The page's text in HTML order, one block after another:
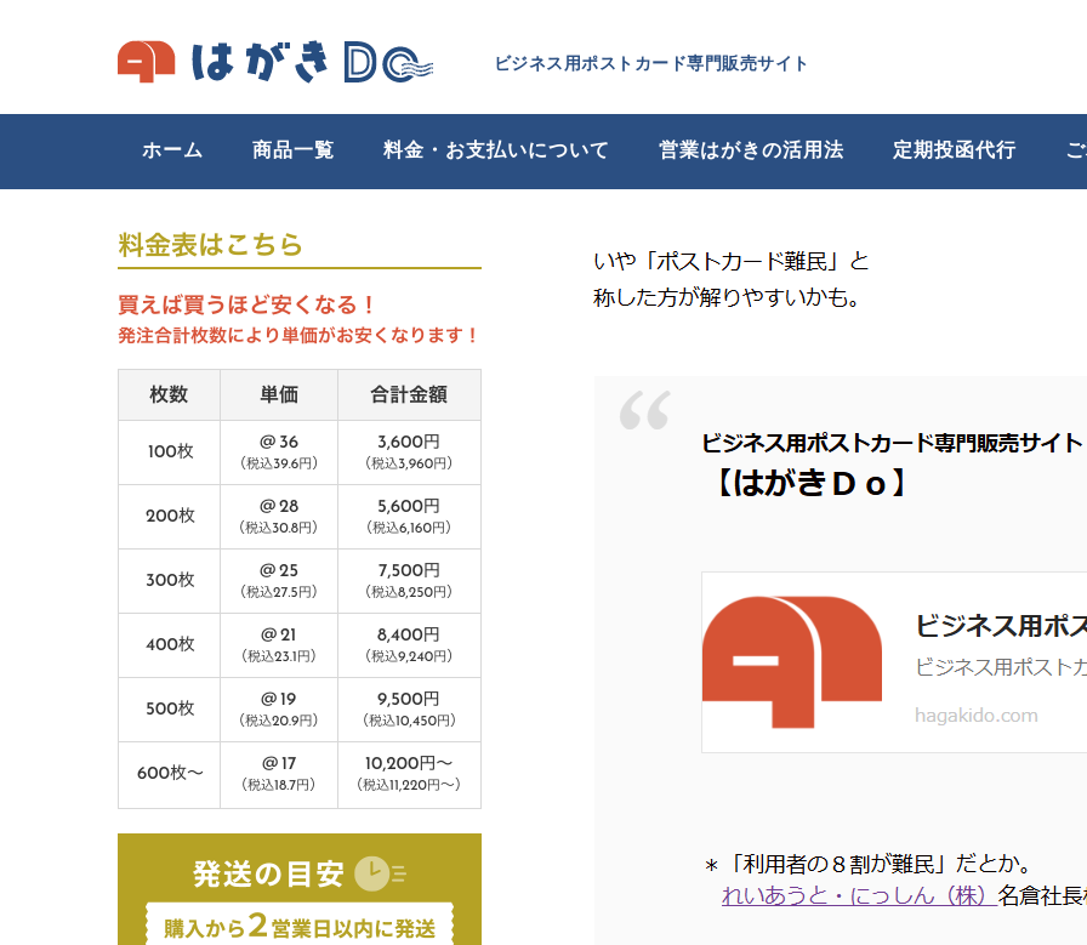
ビジネス用ポストカード専門販売サイト
ホーム 商品一覧 料金・お支払いについて 営業はがきの活用法 定期投函代行